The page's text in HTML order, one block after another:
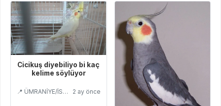
Cicikuş diyebiliyo bi kaç
kelime söylüyor
📍 ÜMRANİYE/İSTANBUL 2 ay önce